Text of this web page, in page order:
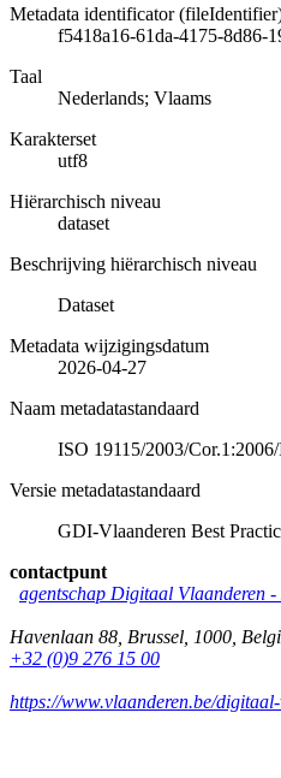
Metadata identificator
f5418a16-61da-4175-8d86-
Taal
Nederlands; Vlaams
Karakterset
utf8
Hiërarchisch niveau
dataset
Beschrijving hiërarchisch niveau
Dataset
Metadata wijzigingsdatum
2026-04-27
Naam metadatastandaard
ISO 19115/2003/
Versie metadatastandaard
GDI-Vlaanderen Best
contactpunt
agentschap Digitaal Vlaanderen -
Havenlaan 88 Brussel 1000
+32 (0)9 276 15 00
https://www.vlaanderen.be/